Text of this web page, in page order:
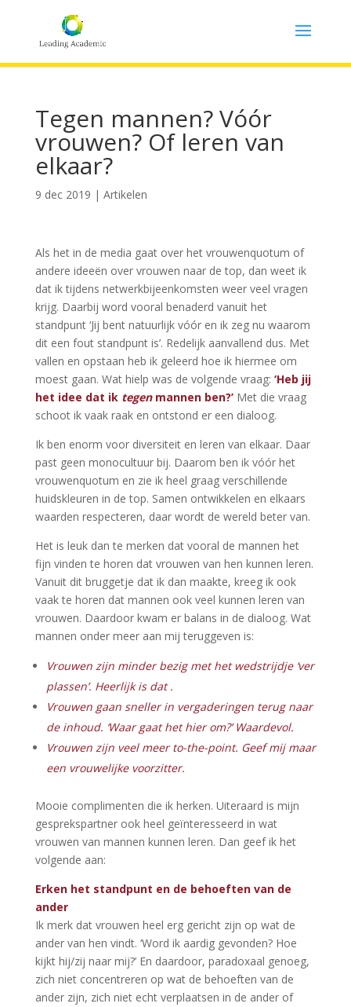
Tegen mannen? Vóór
vrouwen? Of leren van
elkaar?
9 dec 2019 | Artikelen
Als het in de media gaat over het vrouwenquotum of
andere ideeën over vrouwen naar de top, dan weet ik
dat ik tijdens netwerkbijeenkomsten weer veel vragen
krijg. Daarbij word vooral benaderd vanuit het
standpunt ‘Jij bent natuurlijk vóór en ik zeg nu waarom
dit een fout standpunt is’. Redelijk aanvallend dus. Met
vallen en opstaan heb ik geleerd hoe ik hiermee om
moest gaan. Wat hielp was de volgende vraag: ‘Heb jij
het idee dat ik tegenmannen ben?’Met die vraag
schoot ik vaak raak en ontstond er een dialoog.
Ik ben enorm voor diversiteit en leren van elkaar. Daar
past geen monocultuur bij. Daarom ben ik vóór het
vrouwenquotum en zie ik heel graag verschillende
huidskleuren in de top. Samen ontwikkelen en elkaars
waarden respecteren, daar wordt de wereld beter van.
Het is leuk dan te merken dat vooral de mannen het
fijn vinden te horen dat vrouwen van hen kunnen leren.
Vanuit dit bruggetje dat ik dan maakte, kreeg ik ook
vaak te horen dat mannen ook veel kunnen leren van
vrouwen. Daardoor kwam er balans in de dialoog. Wat
mannen onder meer aan mij teruggeven is:
Vrouwen zijn minder bezig met het wedstrijdje ‘ver
plassen’. Heerlijk is dat .
Vrouwen gaan sneller in vergaderingen terug naar
de inhoud. ‘Waar gaat het hier om?’ Waardevol.
Vrouwen zijn veel meer to-the-point. Geef mij maar
een vrouwelijke voorzitter.
Mooie complimenten die ik herken. Uiteraard is mijn
gesprekspartner ook heel geïnteresseerd in wat
vrouwen van mannen kunnen leren. Dan geef ik het
volgende aan:
Erken het standpunt en de behoeften van de
ander
Ik merk dat vrouwen heel erg gericht zijn op wat de
ander van hen vindt. ‘Word ik aardig gevonden? Hoe
kijkt hij/zij naar mij?’ En daardoor, paradoxaal genoeg,
zich niet concentreren op wat de behoeften van de
ander zijn, zich niet echt verplaatsen in de ander of